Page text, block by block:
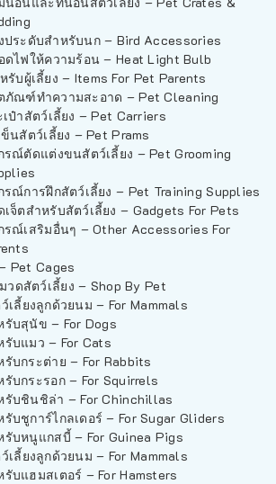
ประดับสำหรับนก – Bird Accessories
ดไฟให้ความร้อน – Heat Light Bulb
รับผู้เลี้ยง – Items For Pet Parents
ภัณฑ์ทำความสะอาด – Pet Cleaning
เป๋าสัตว์เลี้ยง – Pet Carriers
ข็นสัตว์เลี้ยง – Pet Prams
รณ์ตัดแต่งขนสัตว์เลี้ยง – Pet Grooming
รณ์การฝึกสัตว์เลี้ยง – Pet Training Supplies
เจ็ตสำหรับสัตว์เลี้ยง – Gadgets For Pets
รณ์เสริมอื่นๆ – Other Accessories For
Pet Cages
วดสัตว์เลี้ยง – Shop By Pet
เลี้ยงลูกด้วยนม – For Mammals
รับสุนัข – For Dogs
รับแมว – For Cats
รับกระต่าย – For Rabbits
รับกระรอก – For Squirrels
รับชินชิล่า – For Chinchillas
รับชูการ์ไกลเดอร์ – For Sugar Gliders
รับหนูแกสบี้ – For Guinea Pigs
เลี้ยงลูกด้วยนม – For Mammals
รับแฮมสเตอร์ – For Hamsters